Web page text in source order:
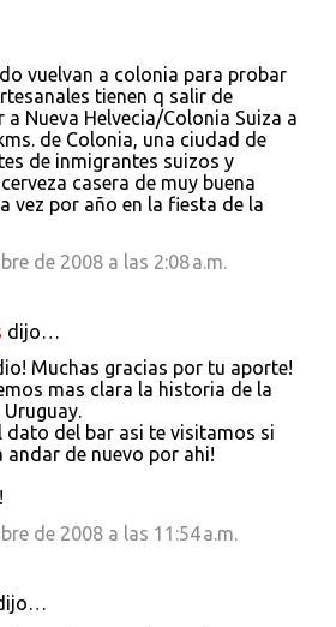
vuelvan a colonia para probar
tienen q salir de
a Nueva Helvecia/Colonia Suiza a
de Colonia, una ciudad de
de inmigrantes suizos y
casera de muy buena
vez por año en la fiesta de la
de 2008 a las 2:08 a.m.
dijo…
Muchas gracias por tu aporte!
mas clara la historia de la
Uruguay.
dato del bar asi te visitamos si
andar de nuevo por ahi!
de 2008 a las 11:54 a.m.